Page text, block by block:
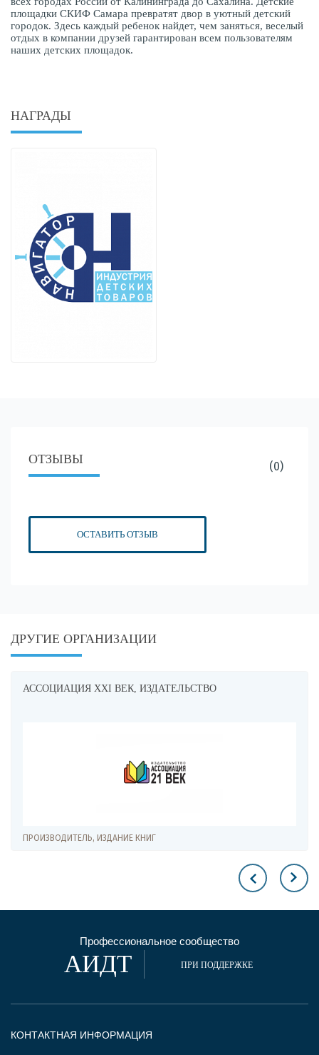
площадки СКИФ Самара превратят двор в уютный детский
городок. Здесь каждый ребенок найдет, чем заняться, веселый
отдых в компании друзей гарантирован всем пользователям
наших детских площадок.
НАГРАДЫ
ОТЗЫВЫ
(0)
ОСТАВИТЬ ОТЗЫВ
ДРУГИЕ ОРГАНИЗАЦИИ
АССОЦИАЦИЯ XXI ВЕК, ИЗДАТЕЛЬСТВО
ПРОИЗВОДИТЕЛЬ, ИЗДАНИЕ КНИГ
Профессиональное сообщество
АИДТ ПРИ ПОДДЕРЖКЕ
КОНТАКТНАЯ ИНФОРМАЦИЯ